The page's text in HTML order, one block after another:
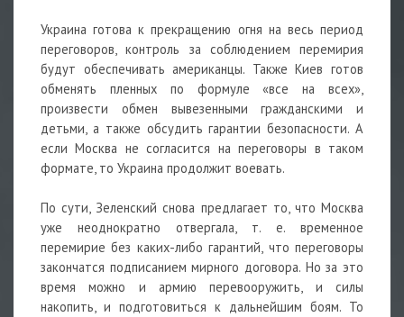
Украина готова к прекращению огня на весь период
переговоров, контроль за соблюдением перемирия
будут обеспечивать американцы. Также Киев готов
обменять пленных по формуле «все на всех»,
произвести обмен вывезенными гражданскими и
детьми, а также обсудить гарантии безопасности. А
если Москва не согласится на переговоры в таком
формате, то Украина продолжит воевать.
По сути, Зеленский снова предлагает то, что Москва
уже неоднократно отвергала, т. е. временное
перемирие без каких-либо гарантий, что переговоры
закончатся подписанием мирного договора. Но за это
время можно и армию перевооружить, и силы
накопить, и подготовиться к дальнейшим боям. То